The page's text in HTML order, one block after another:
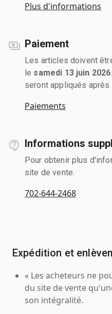
Plus d'informations
Paiement
Les articles doivent
le samedi 13 juin 2026
seront appliqués après
Paiements
Informations
Pour obtenir plus
site de vente.
702-644-2468
Expédition et
« Les acheteurs ne
du site de vente
son intégralité.